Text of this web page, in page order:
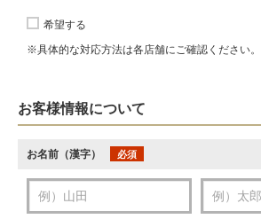
希望する
※具体的な対応方法は各店舗にご確認ください。
お客様情報について
お名前（漢字） 必須